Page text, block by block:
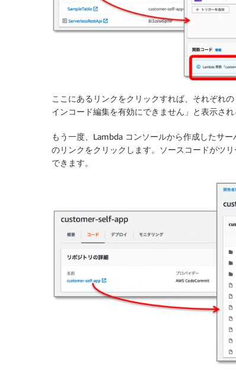
ここにあるリンクをクリックすれば、それぞれ
インコード編集を有効にできません」と表示さ
もう一度、Lambda コンソールから作成したサ
のリンクをクリックします。ソースコードがツ
できます。